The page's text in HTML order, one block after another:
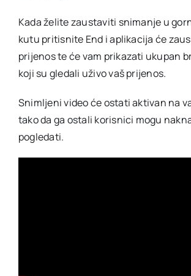
Kada želite zaustaviti snimanje u
kutu pritisnite End i aplikacija će
prijenos te će vam prikazati ukupan
koji su gledali uživo vaš prijenos.
Snimljeni video će ostati aktivan na
tako da ga ostali korisnici mogu
pogledati.